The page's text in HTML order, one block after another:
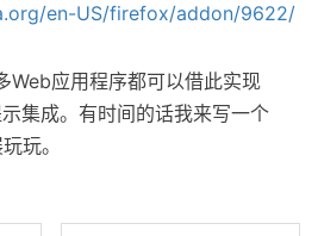
en-US/firefox/addon/9622/
Web应用程序都可以借此实现
集成。有时间的话我来写一个
玩。